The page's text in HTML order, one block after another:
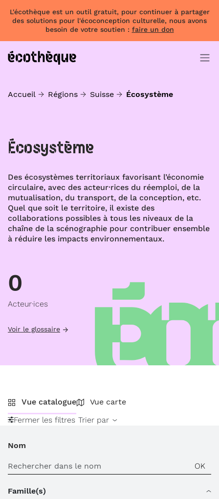
L'écothèque est un outil gratuit, pour continuer à partager
des solutions pour l'écoconception culturelle, nous avons
besoin de votre soutien : faire un don
Accueil Régions Suisse Écosystème
Écosystème
Des écosystèmes territoriaux favorisant l’économie
circulaire, avec des acteur·rices du réemploi, de la
mutualisation, du transport, de la conception, etc.
Quel que soit le territoire, il existe des
collaborations possibles à tous les niveaux de la
chaîne de la scénographie pour contribuer ensemble
à réduire les impacts environnementaux.
0
Acteur·ices
Voir le glossaire
Vue catalogue
Vue carte
Fermer les filtres Trier par
Nom
Famille(s)